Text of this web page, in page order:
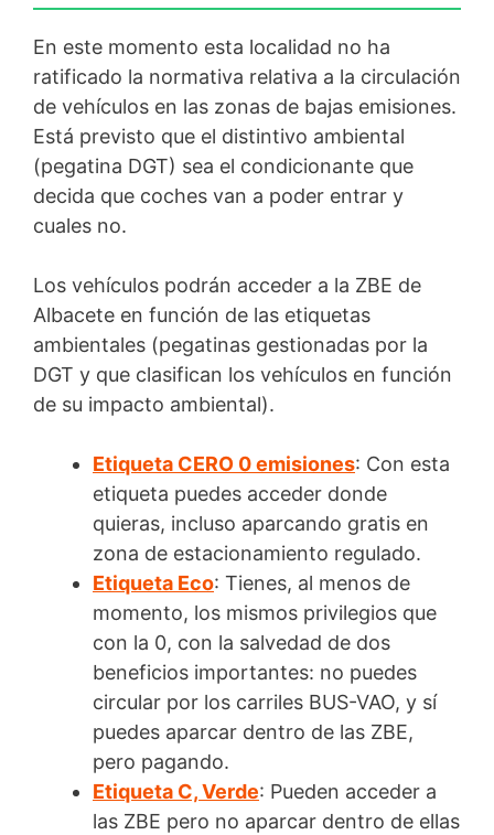
En este momento esta localidad no ha
ratificado la normativa relativa a la circulación
de vehículos en las zonas de bajas emisiones.
Está previsto que el distintivo ambiental
(pegatina DGT) sea el condicionante que
decida que coches van a poder entrar y
cuales no.
Los vehículos podrán acceder a la ZBE de
Albacete en función de las etiquetas
ambientales (pegatinas gestionadas por la
DGT y que clasifican los vehículos en función
de su impacto ambiental).
Etiqueta CERO 0 emisiones: Con esta
etiqueta puedes acceder donde
quieras, incluso aparcando gratis en
zona de estacionamiento regulado.
Etiqueta Eco: Tienes, al menos de
momento, los mismos privilegios que
con la 0, con la salvedad de dos
beneficios importantes: no puedes
circular por los carriles BUS-VAO, y sí
puedes aparcar dentro de las ZBE,
pero pagando.
Etiqueta C, Verde: Pueden acceder a
las ZBE pero no aparcar dentro de ellas